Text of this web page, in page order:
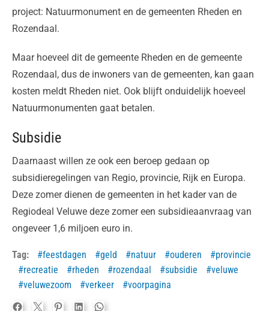
project: Natuurmonument en de gemeenten Rheden en
Rozendaal.
Maar hoeveel dit de gemeente Rheden en de gemeente
Rozendaal, dus de inwoners van de gemeenten, kan gaan
kosten meldt Rheden niet. Ook blijft onduidelijk hoeveel
Natuurmonumenten gaat betalen.
Subsidie
Daarnaast willen ze ook een beroep gedaan op
subsidieregelingen van Regio, provincie, Rijk en Europa.
Deze zomer dienen de gemeenten in het kader van de
Regiodeal Veluwe deze zomer een subsidieaanvraag van
ongeveer 1,6 miljoen euro in.
Tag: feestdagen geld natuur ouderen
provincie
recreatie
rheden rozendaal subsidie
veluwe
veluwezoom
verkeer voorpagina